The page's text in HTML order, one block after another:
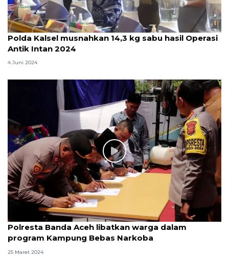
Polda Kalsel musnahkan 14,3 kg sabu hasil Operasi
Antik Intan 2024
4 Juni 2024
Polresta Banda Aceh libatkan warga dalam
program Kampung Bebas Narkoba
25 Maret 2024